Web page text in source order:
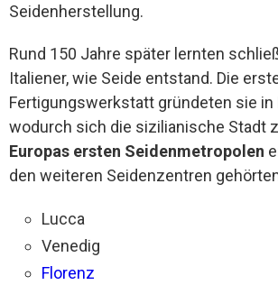
Seidenherstellung.
Rund 150 Jahre später lernten
Italiener, wie Seide entstand. Die
Fertigungswerkstatt gründeten sie in
wodurch sich die sizilianische Stadt
Europas ersten Seidenmetropolen
den weiteren Seidenzentren
Lucca
Venedig
Florenz